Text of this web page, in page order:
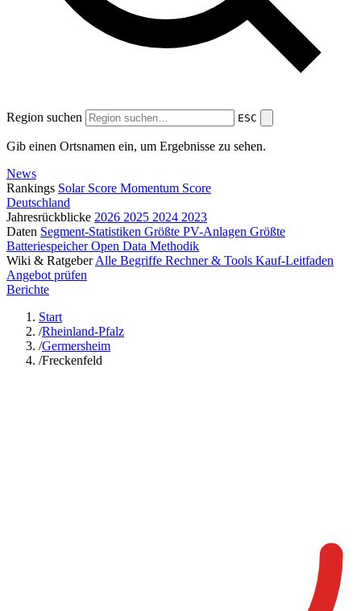
Region suchen ESC
Gib einen Ortsnamen ein, um Ergebnisse zu sehen.
News
Rankings Solar Score Momentum Score
Deutschland
Jahresrückblicke 2026 2025 2024 2023
Daten Segment-Statistiken Größte PV-Anlagen Größte
BatteriespeicherOpen Data Methodik
Wiki & Ratgeber Alle Begriffe Rechner & Tools Kauf-Leitfaden
Angebot prüfen
Berichte
Start
/Rheinland-Pfalz
/Germersheim
/Freckenfeld